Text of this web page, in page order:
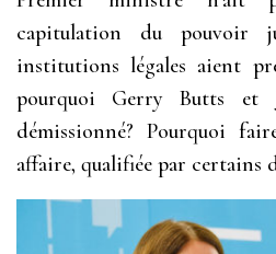
capitulation du pouvoir
institutions légales aient
pourquoi Gerry Butts et
démissionné? Pourquoi
affaire, qualifiée par certains